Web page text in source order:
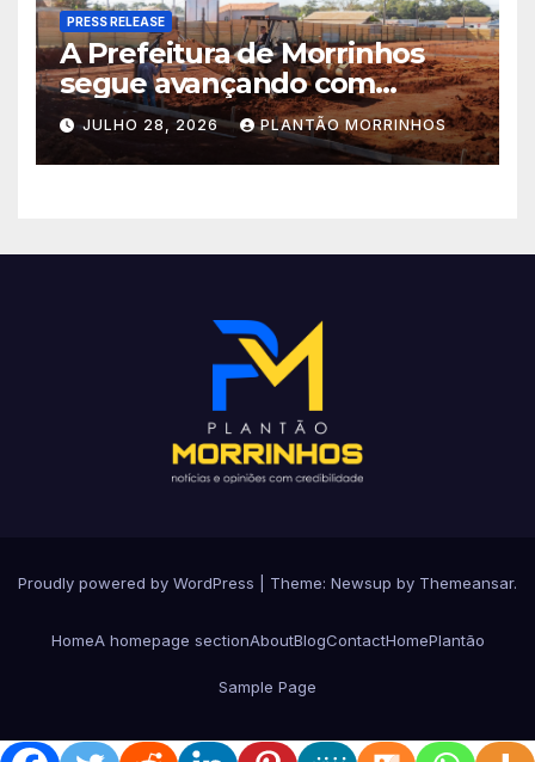
PRESS RELEASE
A Prefeitura de Morrinhos
segue avançando com
importantes investimentos
no Setor Arca de Noé.
JULHO 28, 2026 PLANTÃO MORRINHOS
Proudly powered by WordPress Theme: Newsup by Themeansar.
HomeA homepage sectionAboutBlogContactHomePlantão
Sample Page